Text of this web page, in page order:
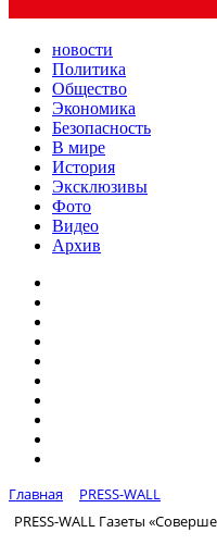
новости
Политика
Общество
Экономика
Безопасность
В мире
История
Эксклюзивы
Фото
Видео
Архив
Главная
PRESS-WALL
PRESS-WALL Газеты